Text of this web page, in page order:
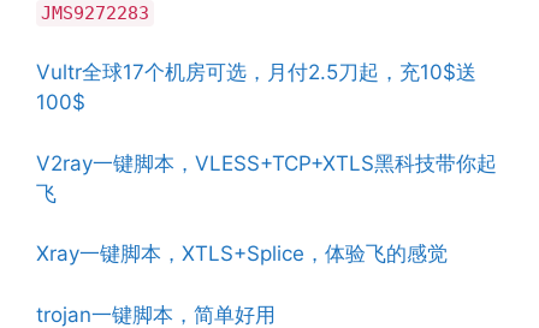
JMS9272283
Vultr全球17个机房可选，月付2.5刀起，充10$送
100$
V2ray一键脚本，VLESS+TCP+XTLS黑科技带你起
飞
Xray一键脚本，XTLS+Splice，体验飞的感觉
trojan一键脚本，简单好用